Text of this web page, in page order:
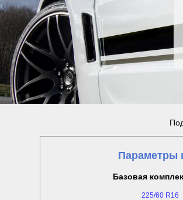
Параметры
Базовая
225/60 R16